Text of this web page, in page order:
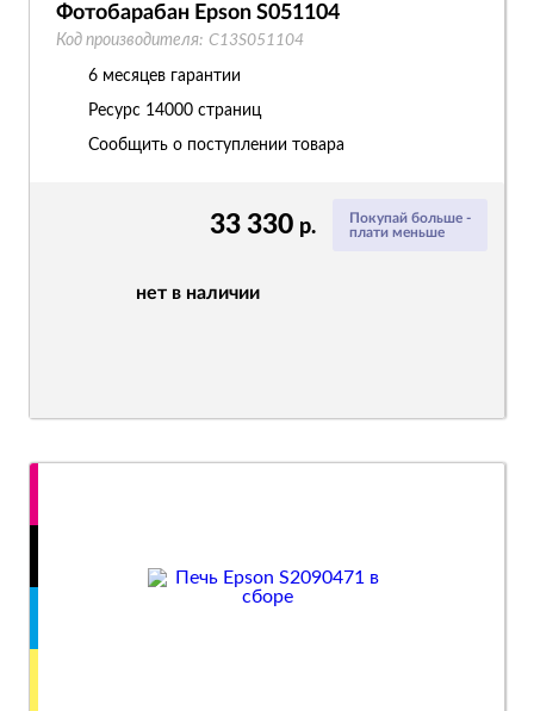
Покупай больше -
плати меньше
33 330 р.
нет в наличии
Фотобарабан Epson S051104
Код производителя: C13S051104
6 месяцев гарантии
Ресурс 14000 страниц
Сообщить о поступлении товара